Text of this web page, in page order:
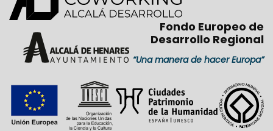
Fondo Europeo de
Desarrollo Regional
“Una manera de hacer Europa”